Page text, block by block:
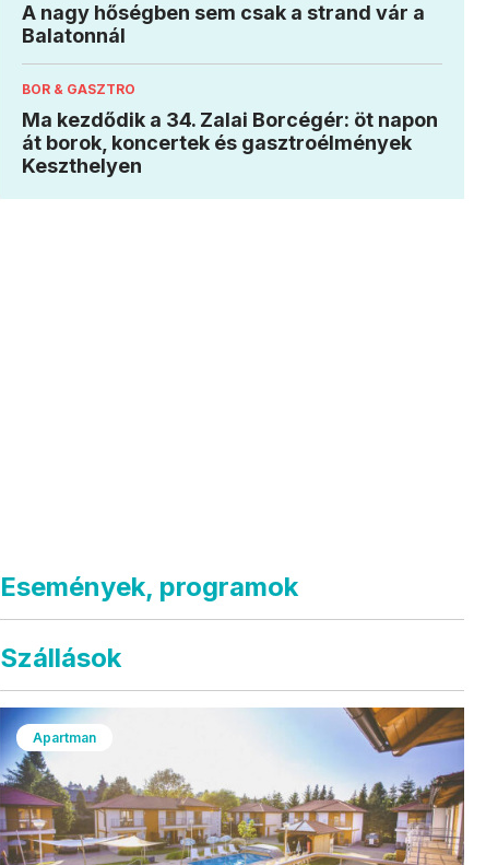
A nagy hőségben sem csak a strand vár a
Balatonnál
BOR & GASZTRO
Ma kezdődik a 34. Zalai Borcégér: öt napon
át borok, koncertek és gasztroélmények
Keszthelyen
Események, programok
Szállások
Apartman